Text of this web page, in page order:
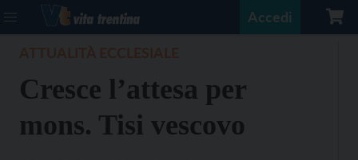
Accedi
Cresce l’attesa per
mons. Tisi vescovo